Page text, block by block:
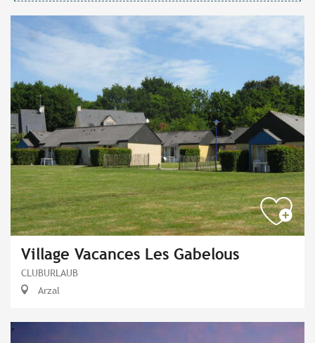
Village Vacances Les Gabelous
CLUBURLAUB
Arzal